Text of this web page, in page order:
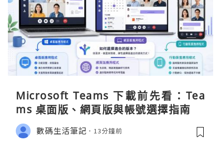
Microsoft Teams 下載前先看：Tea
ms 桌面版、網頁版與帳號選擇指南
數碼生活筆記 13分鐘前